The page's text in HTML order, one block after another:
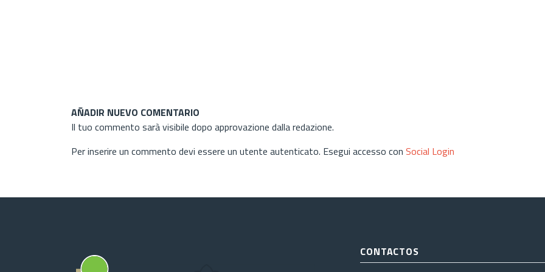
AÑADIR NUEVO COMENTARIO
Il tuo commento sarà visibile dopo approvazione dalla redazione.
Per inserire un commento devi essere un utente autenticato. Esegui accesso con Social Login
CONTACTOS